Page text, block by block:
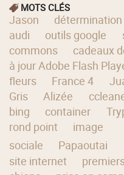
MOTS CLÉS
Jason détermination
audi
outils google
commons
cadeaux
à jour Adobe Flash
fleurs
France 4
Gris
Alizée
bing
container
rond point
image
sociale
Papaoutai
site internet